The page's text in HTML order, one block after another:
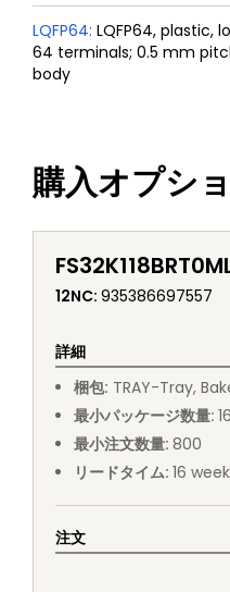
LQFP64: LQFP64, plastic,
64 terminals; 0.5 mm
body
購入オプシ
12NC: 935386697557
詳細
梱包: TRAY-Tray,
最小パッケージ数量:
最小注文数量: 800
リードタイム: 16
注文